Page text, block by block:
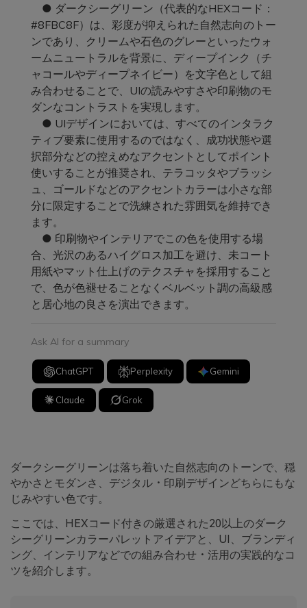
● ダークシーグリーン（代表的なHEXコード：
#8FBC8F）は、彩度が抑えられた自然志向のトー
ンであり、クリームや石色のグレーといったウォ
ームニュートラルを背景に、ディープインク（チ
ャコールやディープネイビー）を文字色として組
み合わせることで、UIの読みやすさや印刷物のモ
ダンなコントラストを実現します。
● UIデザインにおいては、すべてのインタラク
ティブ要素に使用するのではなく、成功状態や選
択部分などの控えめなアクセントとしてポイント
使いすることが推奨され、テラコッタやブラッシ
ュ、ゴールドなどのアクセントカラーは小さな部
分に限定することで洗練された雰囲気を維持でき
ます。
● 印刷物やインテリアでこの色を使用する場
合、光沢のあるハイグロス加工を避け、未コート
用紙やマット仕上げのテクスチャを採用すること
で、色が色褪せることなくベルベット調の高級感
と居心地の良さを演出できます。
Ask AI for a summary
ChatGPT Perplexity Gemini
Claude Grok
ダークシーグリーンは落ち着いた自然志向のトーンで、穏
やかさとモダンさ、デジタル・印刷デザインどちらにもな
じみやすい色です。
ここでは、HEXコード付きの厳選された20以上のダーク
シーグリーンカラーパレットアイデアと、UI、ブランディ
ング、インテリアなどでの組み合わせ・活用の実践的なコ
ツを紹介します。